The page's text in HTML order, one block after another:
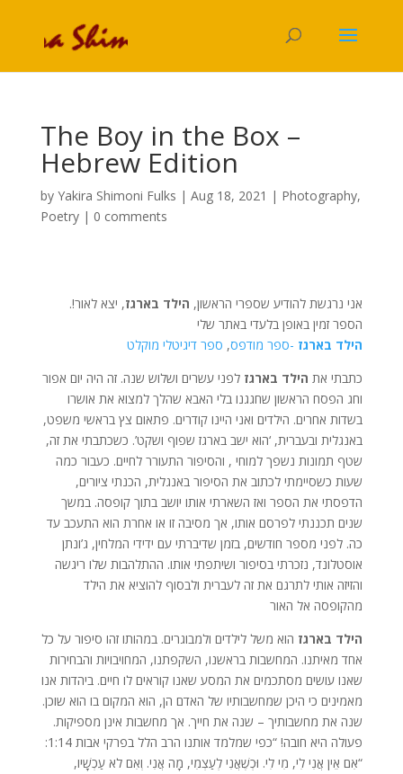
The Boy in the Box –
Hebrew Edition
by Yakira Shimoni Fulks | Aug 18, 2021 | Photography,
Poetry| 0 comments
.אני נרגשת להודיע ​​שספרי הראשון, הילד בארגז, יצא לאור!
הספר זמין באופן בלעדי באתר שלי
הילד בארגז -ספר מודפס, ספר דיגיטלי מוקלט
כתבתי את הילד בארגז לפני עשרים ושלוש שנה. זה היה יום אפור
וחג הפסח הראשון שחגגנו בלי האבא שהלך למצוא את אושרו
בשדות אחרים. הילדים ואני היינו קודרים. פתאום צץ בראשי משפט,
באנגלית ובעברית, ‘הוא ישב בארגז שפוף ושקט’. כשכתבתי את זה,
שטף תמונות נשפך למוחי , והסיפור התעורר לחיים. כעבור כמה
שעות כשסיימתי לכתוב את הסיפור באנגלית, הכנתי ציורים,
הדפסתי את הספר ואז השארתי אותו יושב בתוך קופסה. במשך
שנים תכננתי לפרסם אותו, אך מסיבה זו או אחרת הוא התעכב עד
כה. לפני מספר חודשים, בזמן שדיברתי עם ידידי המלחין, ג’ונתן
אוסטלונד, נזכרתי בסיפור ושיתפתי אותו. ההתלהבות שלו ריגשה
והזיזה אותי לתרגם את זה לעברית ולבסוף להוציא את הילד
מהקופסה אל האור
הילד בארגז הוא משל לילדים ולמבוגרים. במהותו זהו סיפור על כל
אחד מאיתנו. המחשבות בראשנו, השקפתנו, המחויבויות והבחירות
שאנו עושים מסתכמים את המסע שאנו קוראים לו חיים. ביהדות אנו
מאמינים כי היכן שמחשבותיו של האדם הן, הוא המקום בו הוא שוכן.
שנה את מחשבותיך – שנה את חייך. אך מחשבות אינן מספיקות.
פעולה היא חובה! “כפי שמלמד אותנו הרב הלל בפרקי אבות 1:14:
“אִם אֵין אֲנִי לִי, מִי לִי. וּכְשֶׁאֲנִי לְעַצְמִי, מָה אֲנִי. וְאִם לֹא עַכְשָׁיו,